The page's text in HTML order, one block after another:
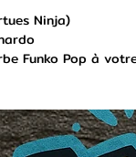
Ninja)
Funko Pop à